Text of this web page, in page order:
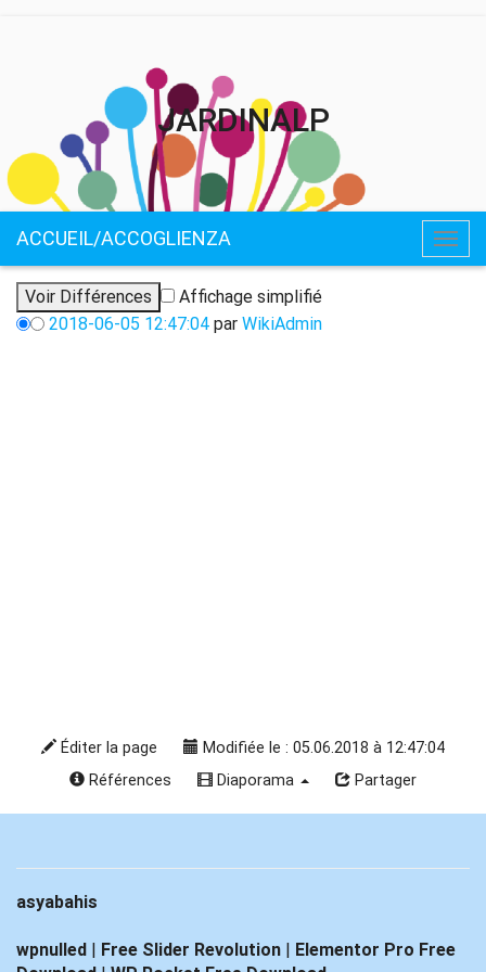
JARDINALP
ACCUEIL/ACCOGLIENZA
Affichage simplifié
2018-06-05 12:47:04 par WikiAdmin
Éditer la page
Modifiée le : 05.06.2018 à 12:47:04
Références
Diaporama Partager
asyabahis
wpnulled | Free Slider Revolution | Elementor Pro Free